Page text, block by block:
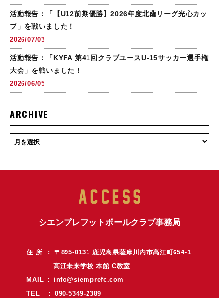
活動報告：「【U12前期優勝】2026年度北薩リーグ光心カッ
プ」を戦いました！
2026/07/03
活動報告：「KYFA 第41回クラブユースU-15サッカー選手権
大会」を戦いました！
2026/06/05
ARCHIVE
シエンプレフットボールクラブ事務局
住 所 : 〒895-0131 鹿児島県薩摩川内市高江町654-1
高江未来学校 本館 C教室
MAIL : info@siemprefc.com
TEL : 090-5349-2389